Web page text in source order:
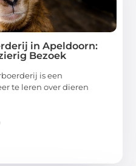
in Apeldoorn:
Bezoek
is een
te leren over dieren